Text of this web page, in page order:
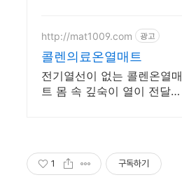
http://mat1009.com 광고
콜렌의료온열매트
전기열선이 없는 콜렌온열매
트 몸 속 깊숙이 열이 전달되
1 구독하기